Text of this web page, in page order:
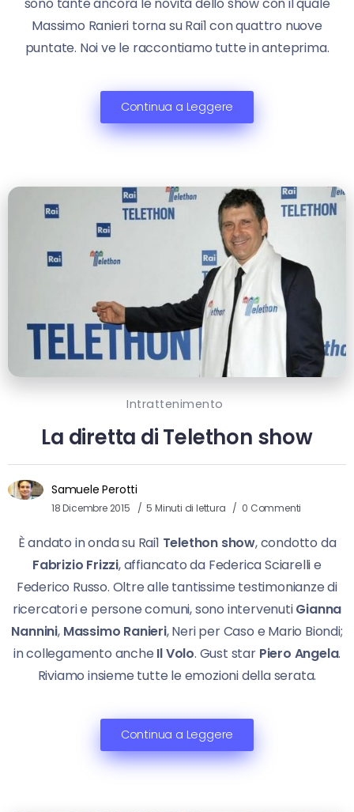
sono tante ancora le novità dello show con il quale
Massimo Ranieri torna su Rai1 con quattro nuove
puntate. Noi ve le raccontiamo tutte in anteprima.
Continua a Leggere
Intrattenimento
La diretta di Telethon show
Samuele Perotti
18 Dicembre 2015 5 Minuti di lettura 0 Commenti
È andato in onda su Rai1 Telethon show, condotto da
Fabrizio Frizzi, affiancato da Federica Sciarelli e
Federico Russo. Oltre alle tantissime testimonianze di
ricercatori e persone comuni, sono intervenutiGianna
Nannini, Massimo Ranieri, Neri per Caso e Mario Biondi;
in collegamento anche Il Volo. Gust star Piero Angela.
Riviamo insieme tutte le emozioni della serata.
Continua a Leggere